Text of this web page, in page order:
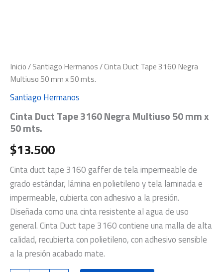
Inicio/Santiago Hermanos/ Cinta Duct Tape 3160 Negra
Multiuso 50 mm x 50 mts.
Santiago Hermanos
Cinta Duct Tape 3160 Negra Multiuso 50 mm x
50 mts.
$13.500
Cinta duct tape 3160 gaffer de tela impermeable de
grado estándar, lámina en polietileno y tela laminada e
impermeable, cubierta con adhesivo a la presión.
Diseñada como una cinta resistente al agua de uso
general. Cinta Duct tape 3160 contiene una malla de alta
calidad, recubierta con polietileno, con adhesivo sensible
a la presión acabado mate.